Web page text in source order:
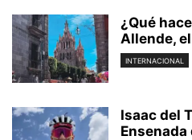
¿Qué
Allende,
INTERNACIONAL
Isaac del